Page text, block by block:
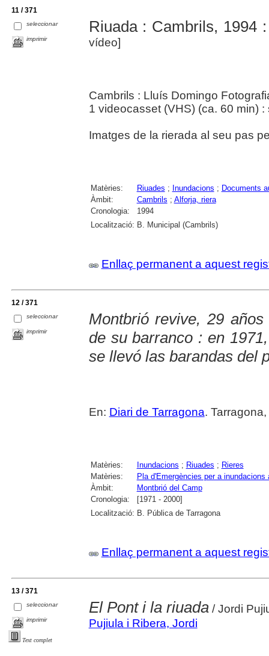
11 / 371
seleccionar
imprimir
Riuada : Cambrils, 1994
vídeo]
Cambrils : Lluís Domingo
1 videocasset (VHS) (ca. 60 min) :
Imatges de la rierada al seu pas
Matèries: Riuades ; Inundacions ; Documents
Àmbit:
Cambrils ; Alforja, riera
Cronologia:
1994
Localització: B. Municipal (Cambrils)
Enllaç permanent a aquest
12 / 371
seleccionar
imprimir
Montbrió revive, 29
de su barranco : en
se llevó las barandas del
En: Diari de Tarragona.
Matèries: Inundacions ; Riuades ; Rieres
Matèries:
Pla d'Emergències per a inundacions
Àmbit:
Montbrió del Camp
Cronologia:
[1971 - 2000]
Localització: B. Pública de Tarragona
Enllaç permanent a aquest
13 / 371
seleccionar
imprimir
Text complet
El Pont i la riuada/ Jordi
Pujiula i Ribera, Jordi